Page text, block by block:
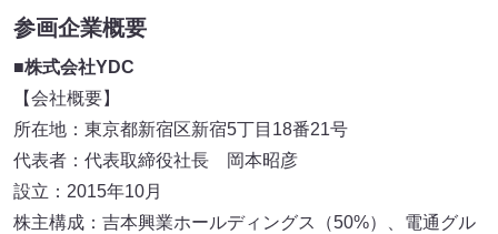
参画企業概要
■株式会社YDC
【会社概要】
所在地：東京都新宿区新宿5丁目18番21号
代表者：代表取締役社長 岡本昭彦
設立：2015年10月
株主構成：吉本興業ホールディングス（50%）、電通グル